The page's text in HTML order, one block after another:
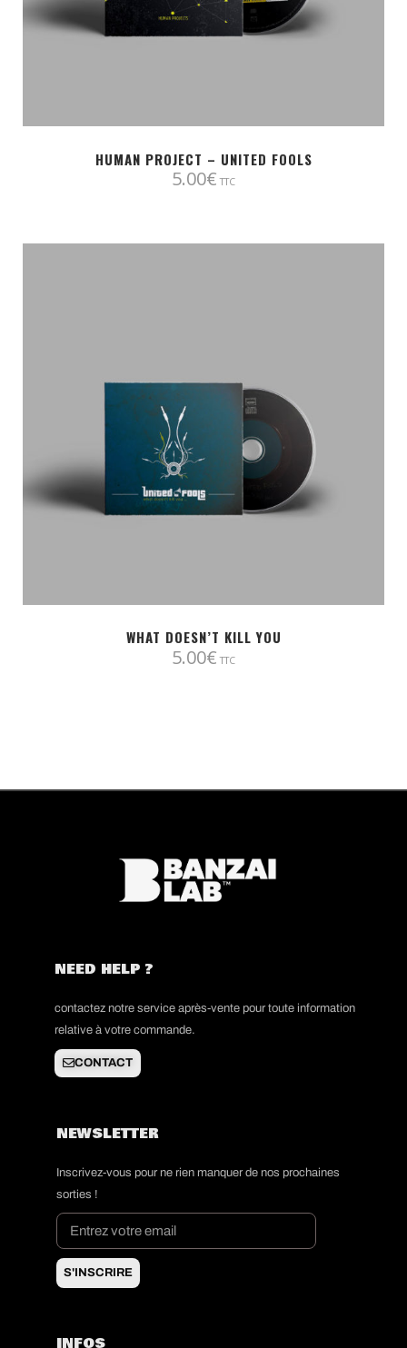
HUMAN PROJECT – UNITED FOOLS
5.00€ TTC
WHAT DOESN’T KILL YOU
5.00€ TTC
NEED HELP ?
contactez notre service après-vente pour toute information
relative à votre commande.
CONTACT
NEWSLETTER
Inscrivez-vous pour ne rien manquer de nos prochaines
sorties !
S'INSCRIRE